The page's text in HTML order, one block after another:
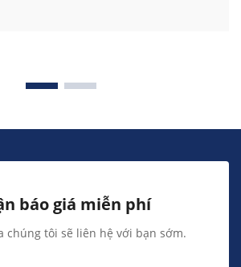
báo giá miễn phí
chúng tôi sẽ liên hệ với bạn sớm.